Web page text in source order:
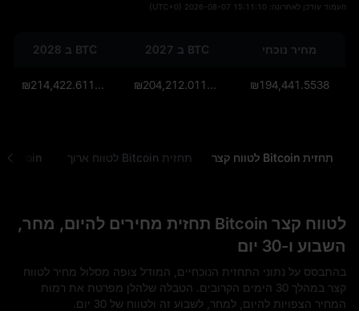
העמוד עודכן לאחרונה: 2026-08-07 15:11:10
(UTC+0)
מחיר נוכחי BTC ב 2027 BTC ב 2028
₪194,441.5538
₪204,212.011185
₪214,422.61174425
תחזית Bitcoin לטווח קצר תחזית Bitcoin לטווח ארוך Bitcoin ניתוח טכני
לטווח קצר Bitcoin תחזית מחירים להיום, מחר,
השבוע ו-30 יום
בהתבסס על נתוני התחזית הנוכחיים, המודל צופה מסלול מחיר לטווח
קצר במהלך 30 הימים הקרובים. הטבלה שלהלן מפרטת את רמות
המחיר הצפויות להיום, למחר, לשבוע זה ולטווח של 30 יום.